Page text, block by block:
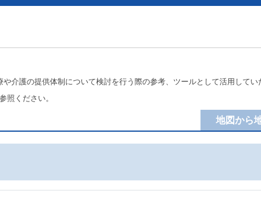
介護の提供体制について検討を行う際の参考、ツールとして活用してい
照ください。
地図から